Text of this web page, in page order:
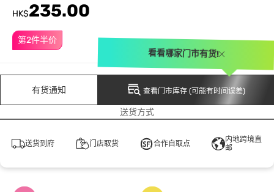
第2件半价
HK$235.00
有货通知 查看门市库存 (可能有时间误差)
看看哪家门市有货!
送货方式
送货到府 门店取货 合作自取点
内地跨境直
邮